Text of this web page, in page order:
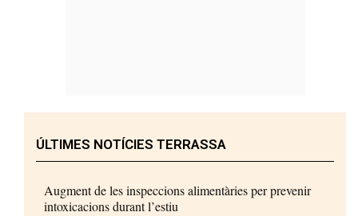
ÚLTIMES NOTÍCIES TERRASSA
Augment de les inspeccions alimentàries per prevenir
intoxicacions durant l’estiu